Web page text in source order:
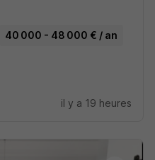
40 000 - 48 000 € / an
il y a 19 heures